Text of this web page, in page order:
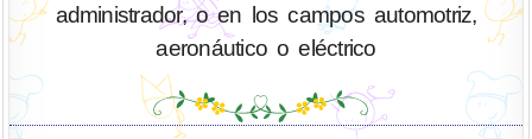
administrador, o en los campos automotriz,
aeronáutico o eléctrico